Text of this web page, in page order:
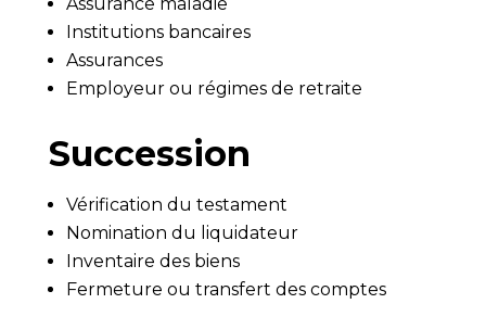
Institutions bancaires
Assurances
Employeur ou régimes de retraite
Succession
Vérification du testament
Nomination du liquidateur
Inventaire des biens
Fermeture ou transfert des comptes